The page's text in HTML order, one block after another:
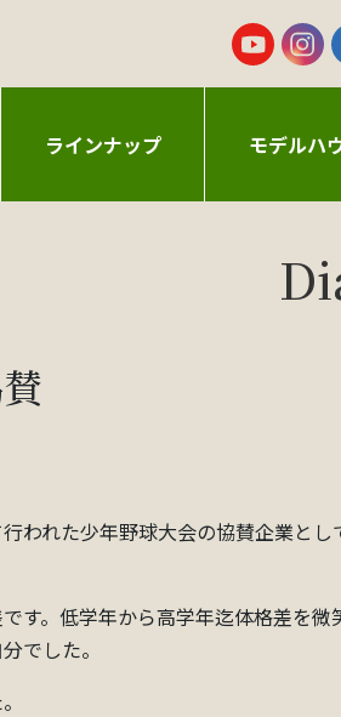
ラインナップ モデルハ
われた少年野球大会の協賛企業と
す。低学年から高学年迄体格差を
でした。